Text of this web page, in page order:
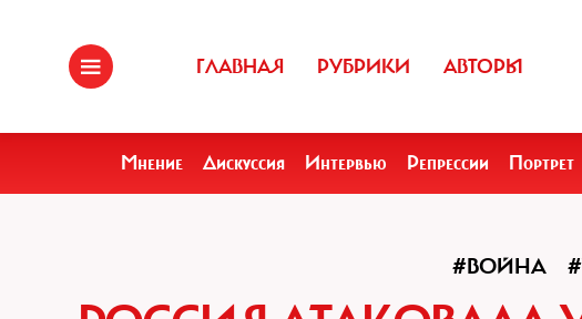
ГЛАВНАЯ РУБРИКИ АВТОРЫ
Мнение Дискуссия Интервью Репрессии Портрет
#ВОЙНА